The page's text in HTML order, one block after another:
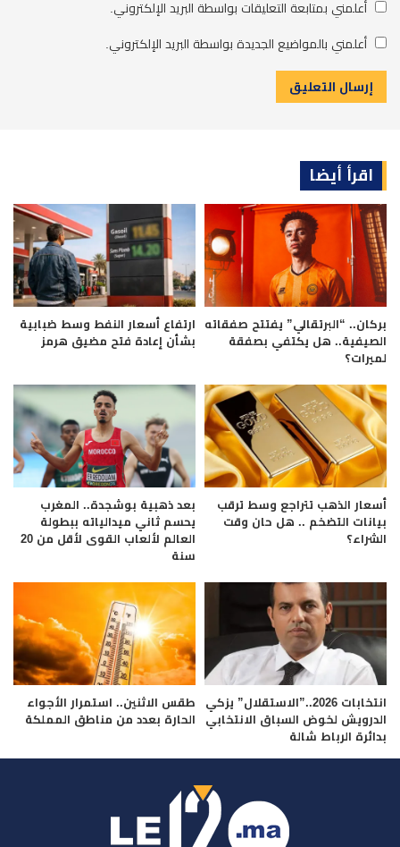
أعلمني بمتابعة التعليقات بواسطة البريد الإلكتروني.
أعلمني بالمواضيع الجديدة بواسطة البريد الإلكتروني.
اقرأ أيضا
بركان.. “البرتقالي” يفتتح صفقاته
الصيفية.. هل يكتفي بصفقة
لميرات؟
ارتفاع أسعار النفط وسط ضبابية
بشأن إعادة فتح مضيق هرمز
أسعار الذهب تتراجع وسط ترقب
بيانات التضخم .. هل حان وقت
الشراء؟
بعد ذهبية بوشجدة.. المغرب
يحسم ثاني ميدالياته ببطولة
العالم لألعاب القوى لأقل من 20
سنة
انتخابات 2026..”الاستقلال” يزكي
الدرويش لخوض السباق الانتخابي
بدائرة الرباط شالة
طقس الاثنين.. استمرار الأجواء
الحارة بعدد من مناطق المملكة